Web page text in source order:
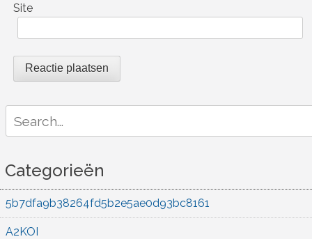
Site
for:
Categorieën
5b7dfa9b38264fd5b2e5ae0d93bc8161
A2KOI